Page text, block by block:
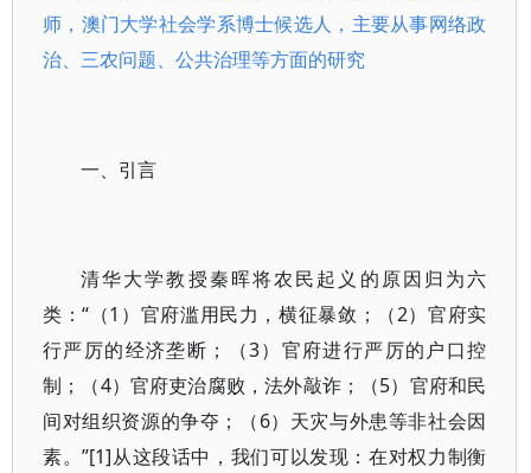
师，澳门大学社会学系博士候选人，主要从事网络政
治、三农问题、公共治理等方面的研究
一、引言
清华大学教授秦晖将农民起义的原因归为六
类：“（1）官府滥用民力，横征暴敛；（2）官府实
行严厉的经济垄断；（3）官府进行严厉的户口控
制；（4）官府吏治腐败，法外敲诈；（5）官府和民
间对组织资源的争夺；（6）天灾与外患等非社会因
素。”[1]从这段话中，我们可以发现：在对权力制衡